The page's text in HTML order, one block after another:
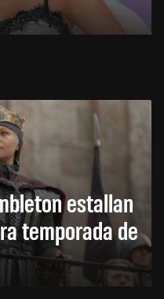
estallan
temporada de